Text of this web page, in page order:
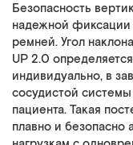
Безопасность
надежной
ремней. Угол
UP 2.0
индивидуально, в
сосудистой
пациента. Такая
плавно и безопасно